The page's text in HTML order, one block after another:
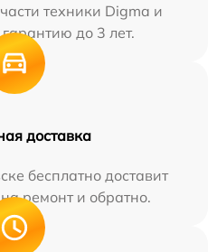
техники Digma и
до 3 лет.
доставка
бесплатно доставит
ремонт и обратно.